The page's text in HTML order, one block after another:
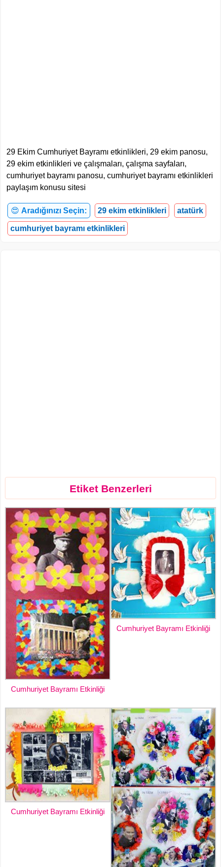
29 Ekim Cumhuriyet Bayramı etkinlikleri, 29 ekim panosu,
29 ekim etkinlikleri ve çalışmaları, çalışma sayfaları,
cumhuriyet bayramı panosu, cumhuriyet bayramı etkinlikleri
paylaşım konusu sitesi
😍 Aradığınızı Seçin: 29 ekim etkinlikleri atatürk
cumhuriyet bayramı etkinlikleri
Etiket Benzerleri
Cumhuriyet Bayramı Etkinliği
Cumhuriyet Bayramı Etkinliği
Cumhuriyet Bayramı Etkinliği